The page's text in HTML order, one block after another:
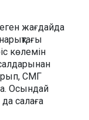
жағдайда
көлемін
СМГ
Осындай
салаға